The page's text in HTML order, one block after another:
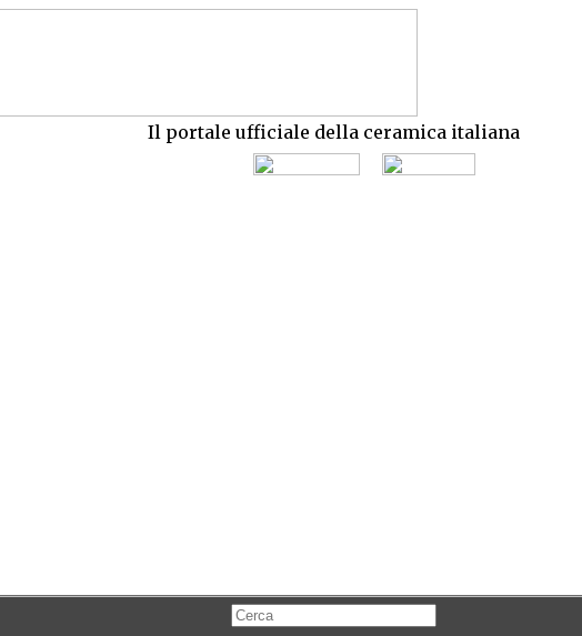
Il portale ufficiale della ceramica italiana